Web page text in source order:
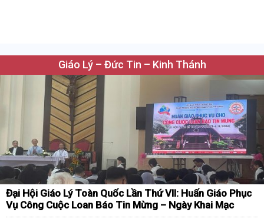
Giáo Lý – Đức Tin – Kinh Thánh
Đại Hội Giáo Lý Toàn Quốc Lần Thứ VII: Huấn Giáo Phục
Vụ Công Cuộc Loan Báo Tin Mừng – Ngày Khai Mạc